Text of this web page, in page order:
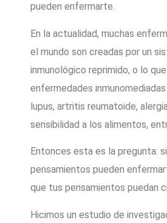
pueden enfermarte.
En la actualidad, muchas
el mundo son creadas por un
inmunológico reprimido, o lo
enfermedades
lupus, artritis reumatoide,
sensibilidad a los alimentos,
Entonces esta es la pregunta:
pensamientos pueden
que tus pensamientos puedan
Hicimos un estudio de